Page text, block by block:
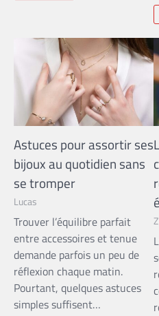
Astuces pour assortir ses
bijoux au quotidien sans
se tromper
Lucas
Trouver l’équilibre parfait
entre accessoires et tenue
demande parfois un peu de
réflexion chaque matin.
Pourtant, quelques astuces
simples suffisent…